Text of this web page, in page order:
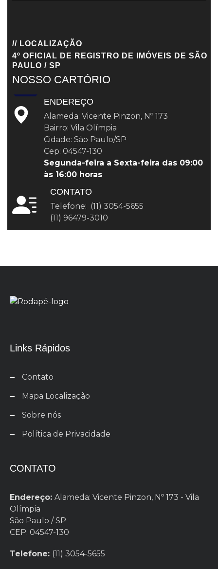
// LOCALIZAÇÃO
4º OFICIAL DE REGISTRO DE IMÓVEIS DE SÃO
PAULO / SP
NOSSO CARTÓRIO
ENDEREÇO
Alameda: Vicente Pinzon, Nº 173
Bairro: Vila Olímpia
Cidade: São Paulo/SP
Cep: 04547-130
Segunda-feira a Sexta-feira das 09:00
às 16:00 horas
CONTATO
Telefone: (11) 3054-5655
(11) 96479-3010
Links Rápidos
Contato
Mapa Localização
Sobre nós
Política de Privacidade
CONTATO
Endereço: Alameda: Vicente Pinzon, Nº 173 - Vila
Olímpia
São Paulo / SP
CEP: 04547-130
Telefone: (11) 3054-5655